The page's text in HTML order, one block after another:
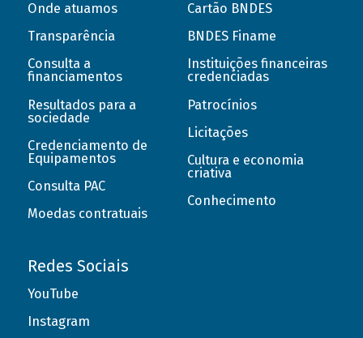
Onde atuamos
Transparência
Consulta a
financiamentos
Resultados para a
sociedade
Credenciamento de
Equipamentos
Consulta PAC
Moedas contratuais
Cartão BNDES
BNDES Finame
Instituições financeiras
credenciadas
Patrocínios
Licitações
Cultura e economia
criativa
Conhecimento
Redes Sociais
YouTube
Instagram